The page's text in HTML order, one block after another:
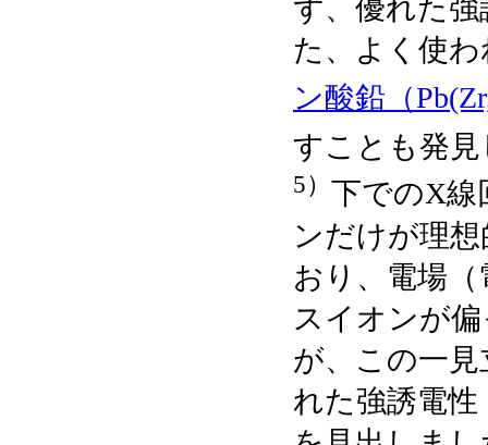
ず、優れた
た、よく使
ン酸鉛（
すことも発見
5） 下でのX線
ンだけが理
おり、電場
スイオンが
が、この一
れた強誘電